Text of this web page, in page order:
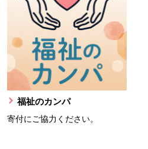
福祉のカンパ
寄付にご協力ください。